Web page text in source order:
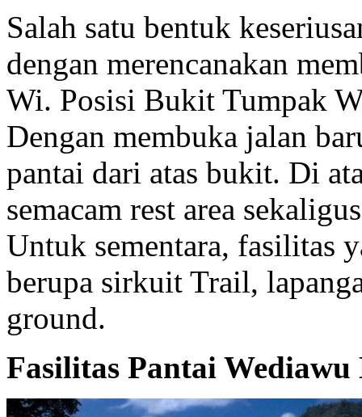
Salah satu bentuk
dengan merencanakan
Wi. Posisi Bukit Tumpak
Dengan membuka jalan
pantai dari atas bukit. Di
semacam rest area
Untuk sementara, fasilitas
berupa sirkuit Trail,
ground.
Fasilitas Pantai